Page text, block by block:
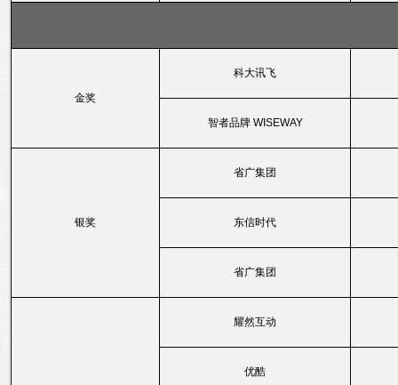
金奖
科大讯飞
智者品牌 WISEWAY
银奖
省广集团
东信时代
省广集团
耀然互动
优酷